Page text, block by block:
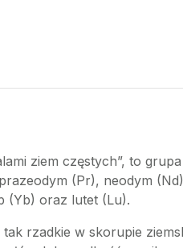
ziem częstych”, to
(Pr), neodym
(Yb) oraz lutet (Lu).
rzadkie w skorupie